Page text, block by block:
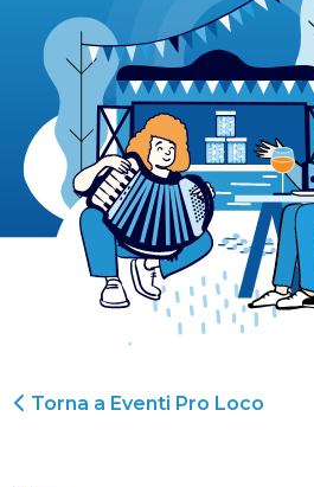
Torna a Eventi Pro Loco